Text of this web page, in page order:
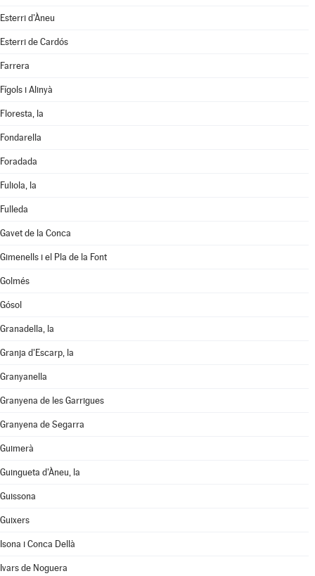
Esterri d'Àneu
Esterri de Cardós
Farrera
Fígols i Alinyà
Floresta, la
Fondarella
Foradada
Fuliola, la
Fulleda
Gavet de la Conca
Gimenells i el Pla de la Font
Golmés
Gósol
Granadella, la
Granja d'Escarp, la
Granyanella
Granyena de les Garrigues
Granyena de Segarra
Guimerà
Guingueta d'Àneu, la
Guissona
Guixers
Isona i Conca Dellà
Ivars de Noguera